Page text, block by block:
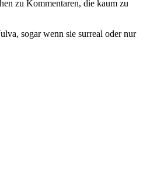
zu Kommentaren, die kaum zu
sogar wenn sie surreal oder nur